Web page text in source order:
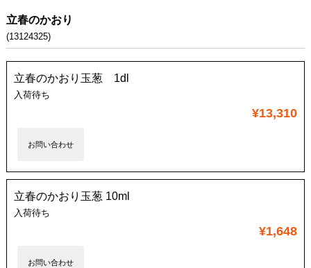
立春のかおり
(13124325)
立春のかおり玉葱 1dl
入荷待ち
¥13,310
お問い合わせ
立春のかおり玉葱 10ml
入荷待ち
¥1,648
お問い合わせ